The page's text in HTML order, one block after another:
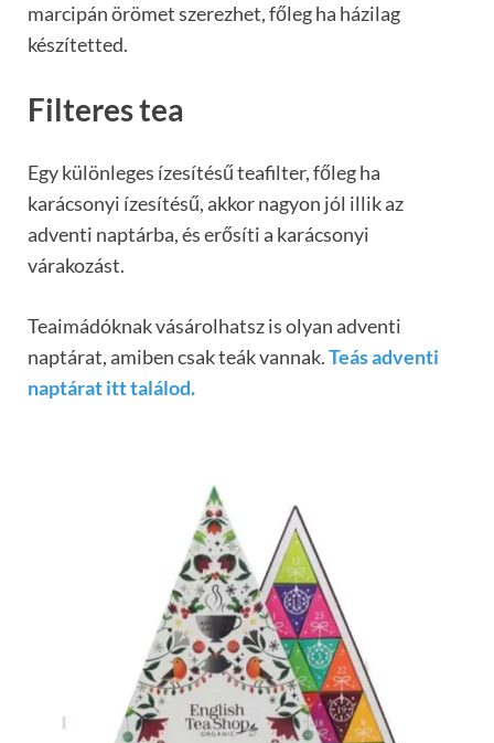
marcipán örömet szerezhet, főleg ha házilag
készítetted.
Filteres tea
Egy különleges ízesítésű teafilter, főleg ha
karácsonyi ízesítésű, akkor nagyon jól illik az
adventi naptárba, és erősíti a karácsonyi
várakozást.
Teaimádóknak vásárolhatsz is olyan adventi
naptárat, amiben csak teák vannak.Teás adventi
naptárat itt találod.